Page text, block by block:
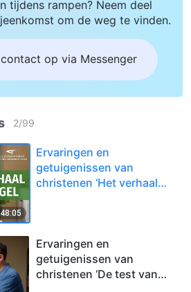
tijdens rampen? Neem deel
om de weg te vinden.
op via Messenger
2/99
48:05
Ervaringen en
getuigenissen van
christenen ‘Het verhaal
Ervaringen en
getuigenissen van
christenen ‘De test van